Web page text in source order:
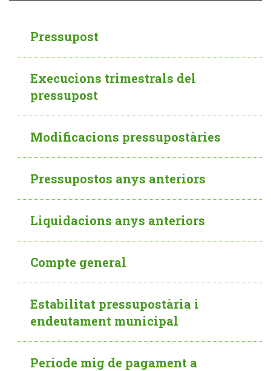
Pressupost
Execucions trimestrals del
pressupost
Modificacions pressupostàries
Pressupostos anys anteriors
Liquidacions anys anteriors
Compte general
Estabilitat pressupostària i
endeutament municipal
Període mig de pagament a